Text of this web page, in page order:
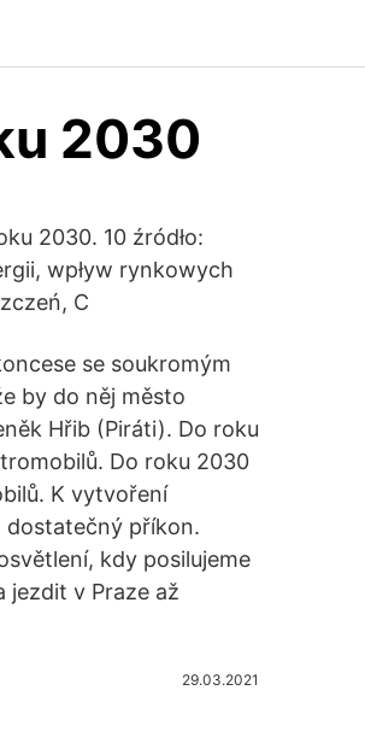
2030
2030. 10 źródło:
wpływ rynkowych
C
se soukromým
by do něj město
Hřib (Piráti). Do roku
Do roku 2030
K vytvoření
dostatečný příkon.
kdy posilujeme
jezdit v Praze až
29.03.2021